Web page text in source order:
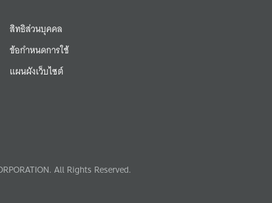
สิทธิส่วนบุคคล
ข้อกำหนดการใช้
แผนผังเว็บไซต์
All Rights Reserved.